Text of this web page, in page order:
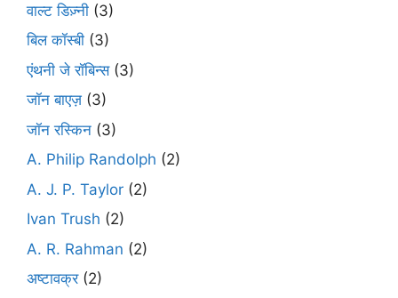
वाल्ट डिज़्नी (3)
बिल कॉस्बी (3)
एंथनी जे रॉबिन्स(3)
जॉन बाएज़ (3)
जॉन रस्किन (3)
A. Philip Randolph (2)
A. J. P. Taylor (2)
Ivan Trush (2)
A. R. Rahman (2)
अष्टावक्र(2)